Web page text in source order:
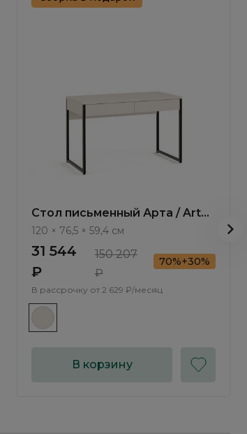
Стол письменный Арта / Arta
AR1036.1
120 × 76,5 × 59,4 см
31 544
₽
150 207
₽
70%+30%
В рассрочку от 2 629 ₽/месяц
В корзину